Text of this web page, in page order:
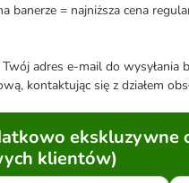
banerze = najniższa cena
adres e-mail do wysyłania
kontaktując się z działem
ekskluzywne
klientów)